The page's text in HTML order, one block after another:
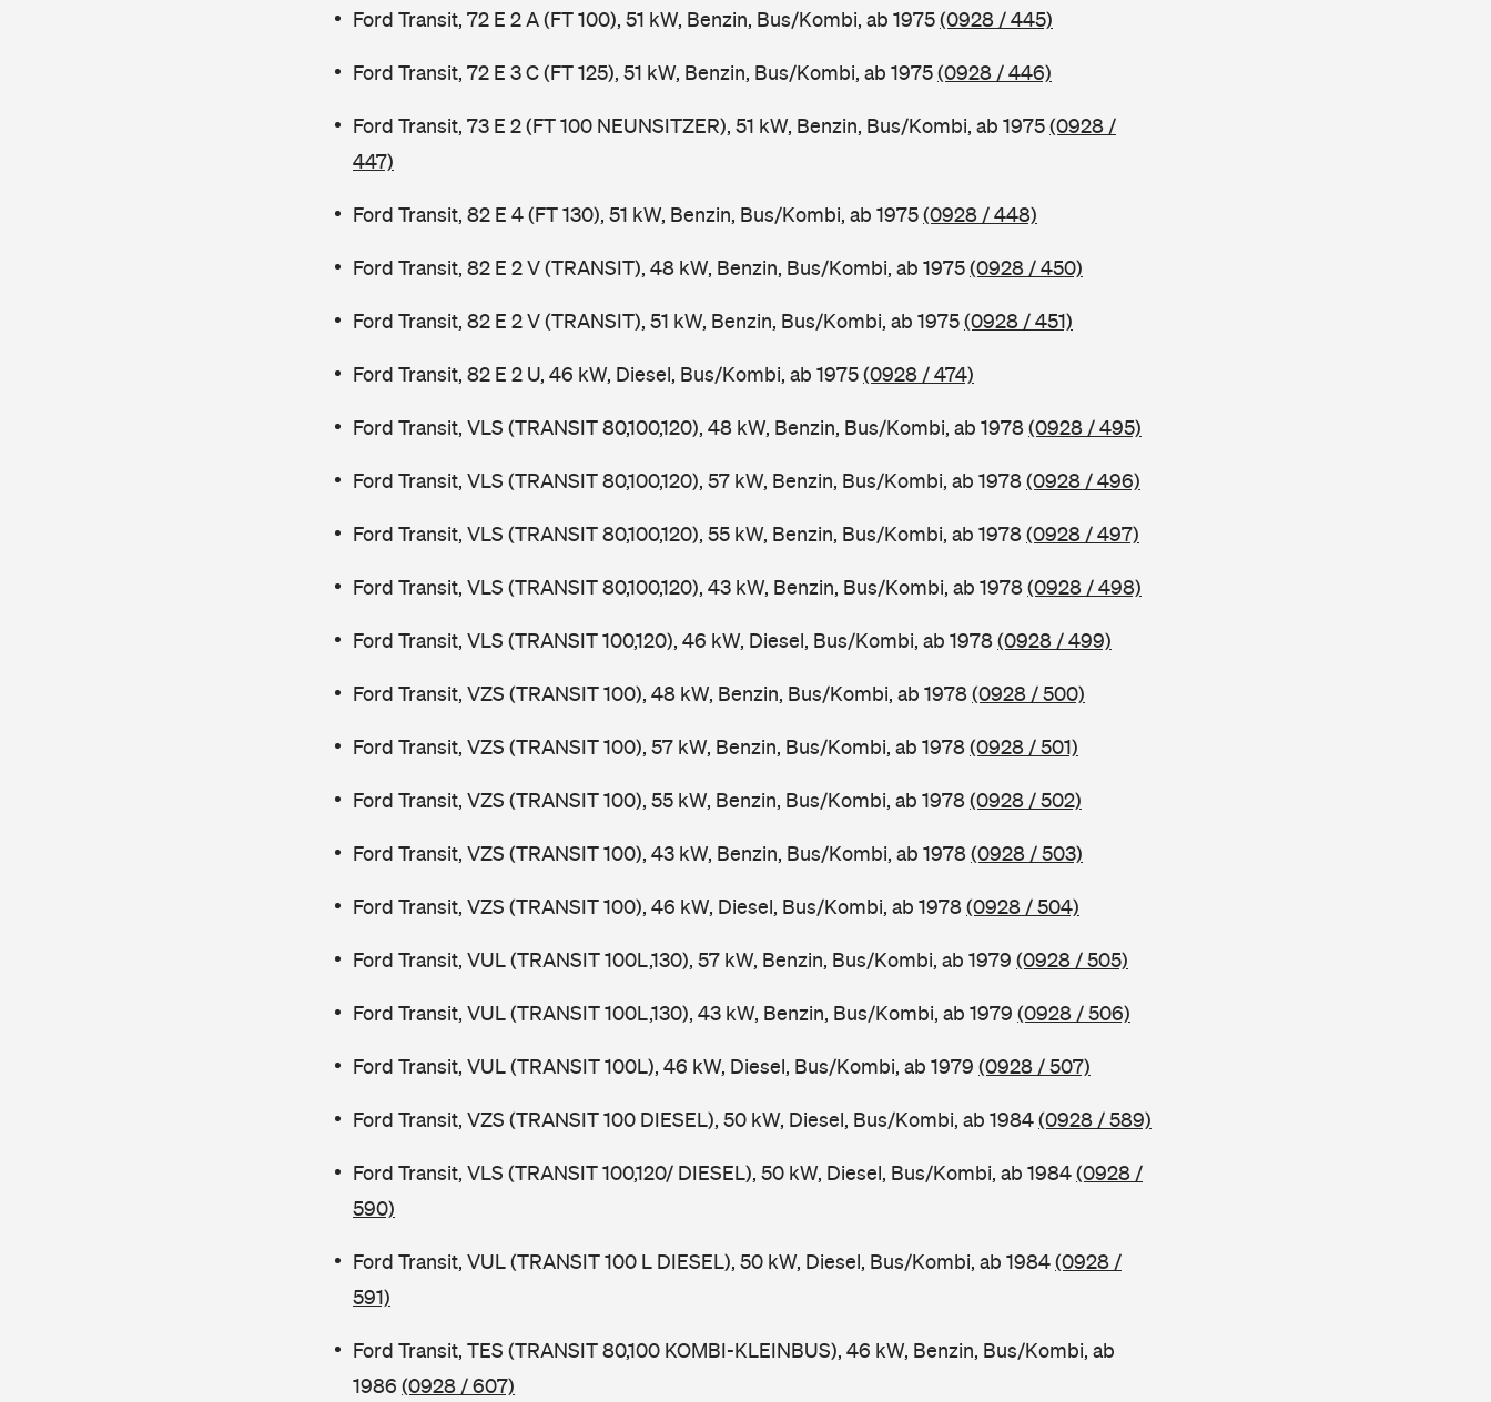
Ford Transit, 72 E 2 A (FT 100), 51 kW, Benzin, Bus/Kombi, ab 1975(0928 / 445)
Ford Transit, 72 E 3 C (FT 125), 51 kW, Benzin, Bus/Kombi, ab 1975(0928 / 446)
Ford Transit, 73 E 2 (FT 100 NEUNSITZER), 51 kW, Benzin, Bus/Kombi, ab 1975(0928 /
447)
Ford Transit, 82 E 4 (FT 130), 51 kW, Benzin, Bus/Kombi, ab 1975(0928 / 448)
Ford Transit, 82 E 2 V (TRANSIT), 48 kW, Benzin, Bus/Kombi, ab 1975(0928 / 450)
Ford Transit, 82 E 2 V (TRANSIT), 51 kW, Benzin, Bus/Kombi, ab 1975(0928 / 451)
Ford Transit, 82 E 2 U, 46 kW, Diesel, Bus/Kombi, ab 1975(0928 / 474)
Ford Transit, VLS (TRANSIT 80,100,120), 48 kW, Benzin, Bus/Kombi, ab 1978(0928 / 495)
Ford Transit, VLS (TRANSIT 80,100,120), 57 kW, Benzin, Bus/Kombi, ab 1978(0928 / 496)
Ford Transit, VLS (TRANSIT 80,100,120), 55 kW, Benzin, Bus/Kombi, ab 1978(0928 / 497)
Ford Transit, VLS (TRANSIT 80,100,120), 43 kW, Benzin, Bus/Kombi, ab 1978(0928 / 498)
Ford Transit, VLS (TRANSIT 100,120), 46 kW, Diesel, Bus/Kombi, ab 1978(0928 / 499)
Ford Transit, VZS (TRANSIT 100), 48 kW, Benzin, Bus/Kombi, ab 1978(0928 / 500)
Ford Transit, VZS (TRANSIT 100), 57 kW, Benzin, Bus/Kombi, ab 1978(0928 / 501)
Ford Transit, VZS (TRANSIT 100), 55 kW, Benzin, Bus/Kombi, ab 1978(0928 / 502)
Ford Transit, VZS (TRANSIT 100), 43 kW, Benzin, Bus/Kombi, ab 1978(0928 / 503)
Ford Transit, VZS (TRANSIT 100), 46 kW, Diesel, Bus/Kombi, ab 1978(0928 / 504)
Ford Transit, VUL (TRANSIT 100L,130), 57 kW, Benzin, Bus/Kombi, ab 1979 (0928 / 505)
Ford Transit, VUL (TRANSIT 100L,130), 43 kW, Benzin, Bus/Kombi, ab 1979 (0928 / 506)
Ford Transit, VUL (TRANSIT 100L), 46 kW, Diesel, Bus/Kombi, ab 1979 (0928 / 507)
Ford Transit, VZS (TRANSIT 100 DIESEL), 50 kW, Diesel, Bus/Kombi, ab 1984(0928 / 589)
Ford Transit, VLS (TRANSIT 100,120/ DIESEL), 50 kW, Diesel, Bus/Kombi, ab 1984(0928 /
590)
Ford Transit, VUL (TRANSIT 100 L DIESEL), 50 kW, Diesel, Bus/Kombi, ab 1984(0928 /
591)
Ford Transit, TES (TRANSIT 80,100 KOMBI-KLEINBUS), 46 kW, Benzin, Bus/Kombi, ab
1986 (0928 / 607)